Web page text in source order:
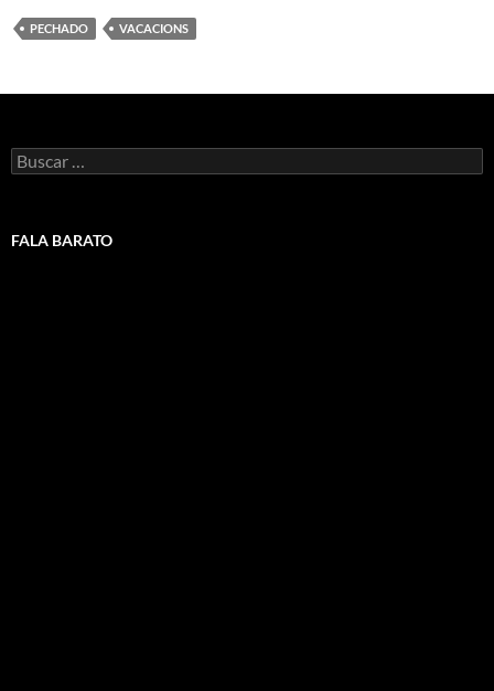
PECHADO VACACIONS
Buscar:
FALA BARATO